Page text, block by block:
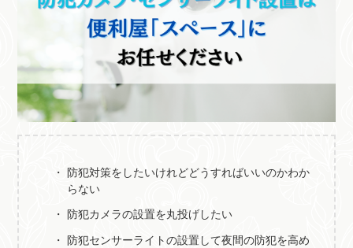
防犯対策をしたいけれどどうすればいいのかわか
らない
防犯カメラの設置を丸投げしたい
防犯センサーライトの設置して夜間の防犯を高め